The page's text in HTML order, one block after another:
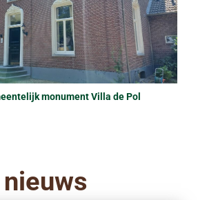
monument Villa de Pol